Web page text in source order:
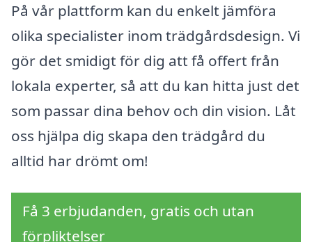
På vår plattform kan du enkelt jämföra
olika specialister inom trädgårdsdesign. Vi
gör det smidigt för dig att få offert från
lokala experter, så att du kan hitta just det
som passar dina behov och din vision. Låt
oss hjälpa dig skapa den trädgård du
alltid har drömt om!
Få 3 erbjudanden, gratis och utan
förpliktelser